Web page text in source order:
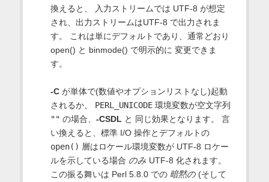
換えると、 入力ストリームでは UTF-8 が想定
され、出力ストリームはUTF-8 で出力されま
す。 これは単にデフォルトであり、通常どおり
open() と binmode() で明示的に 変更できま
す。
-Cが単体で(数値やオプションリストなし)起動
されるか、 PERL_UNICODE環境変数が空文字列
"" の場合、 -CSDL と 同じ効果となります。 言
い換えると、標準 I/O 操作とデフォルトの
open() 層はロケール環境変数が UTF-8 ロケー
ルを示している場合 のみ UTF-8 化されます。
この振る舞いは Perl 5.8.0 での 暗黙の(そして